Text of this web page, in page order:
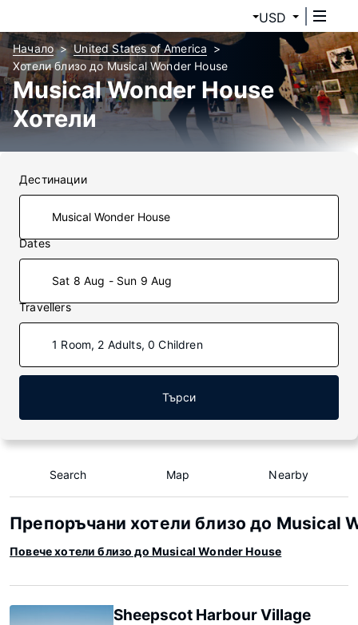
USD
Начало
United States of America
Хотели близо до Musical Wonder House
Musical Wonder House
Хотели
Дестинации
Dates
Sat 8 Aug - Sun 9 Aug
Travellers
1 Room, 2 Adults, 0 Children
Търси
Search Map Nearby
Препоръчани хотели близо до Musical
Повече хотели близо до Musical Wonder House
Sheepscot Harbour Village